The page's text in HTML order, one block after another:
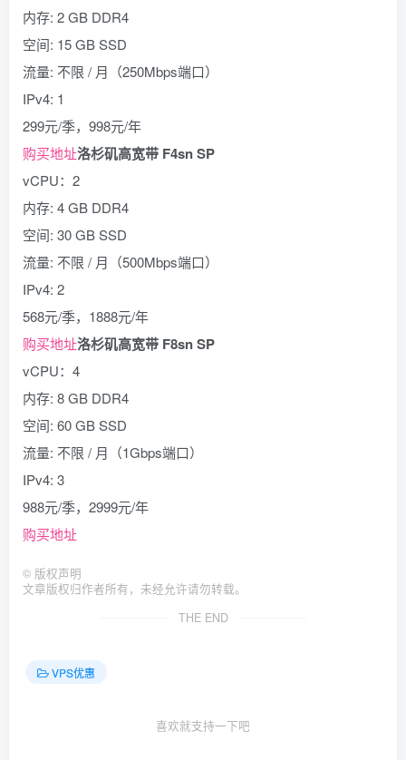
内存: 2 GB DDR4
空间: 15 GB SSD
流量: 不限 / 月（250Mbps端口）
IPv4: 1
299元/季，998元/年
购买地址洛杉矶高宽带 F4sn SP
vCPU：2
内存: 4 GB DDR4
空间: 30 GB SSD
流量: 不限 / 月（500Mbps端口）
IPv4: 2
568元/季，1888元/年
购买地址洛杉矶高宽带 F8sn SP
vCPU：4
内存: 8 GB DDR4
空间: 60 GB SSD
流量: 不限 / 月（1Gbps端口）
IPv4: 3
988元/季，2999元/年
购买地址
© 版权声明
文章版权归作者所有，未经允许请勿转载。
THE END
VPS优惠
喜欢就支持一下吧